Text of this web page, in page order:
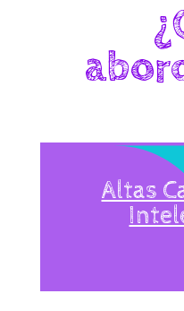
Altas